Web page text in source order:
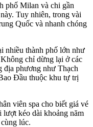
phố Milan và chi gần
Tuy nhiên, trong vài
Quốc và nhanh chóng
nhiều thành phố lớn như
chỉ dừng lại ở các
địa phương như Thạch
Đầu thuộc khu tự trị
viên spa cho biết giá vé
lượt kéo dài khoảng năm
lúc.